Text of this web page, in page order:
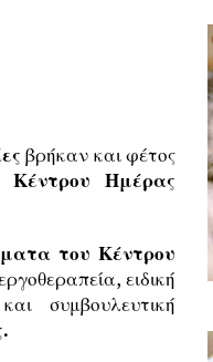
βρήκαν και φέτος
Κέντρου Ημέρας
του Κέντρου
ειδική
συμβουλευτική